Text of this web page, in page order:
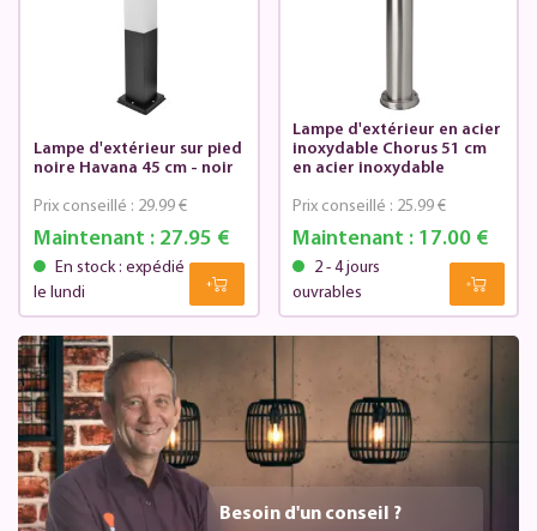
Lampe d'extérieur sur pied
noire Havana 45 cm - noir
Maintenant :27.95 €
Prix conseillé : 29.99 €
En stock : expédié
le lundi
Lampe d'extérieur en acier
inoxydable Chorus 51 cm
en acier inoxydable
Maintenant : 17.00 €
Prix conseillé : 25.99 €
2 - 4 jours
ouvrables
Besoin d'un conseil ?